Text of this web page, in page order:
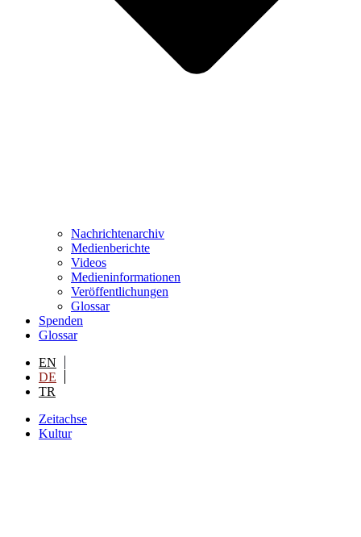
Nachrichtenarchiv
Medienberichte
Videos
Medieninformationen
Veröffentlichungen
Glossar
Spenden
Glossar
EN
DE
TR
Zeitachse
Kultur